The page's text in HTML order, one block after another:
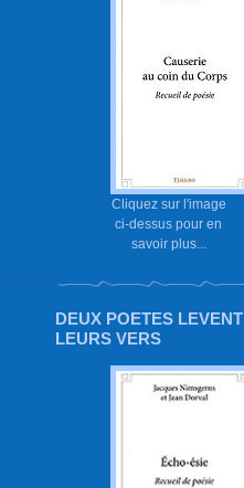
Cliquez sur l'image
ci-dessus pour en
savoir plus...
DEUX POETES LEVENT
LEURS VERS